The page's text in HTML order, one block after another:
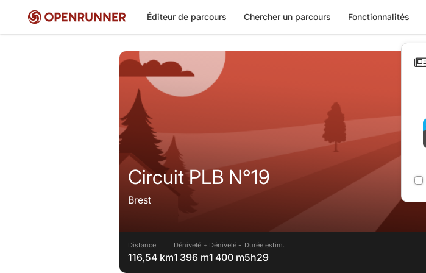
Éditeur de parcours Chercher un parcours Fonctionnalités
Circuit PLB N°19
Brest
Distance
116,54 km
Dénivelé +
1 396 m
Dénivelé -
1 400 m
Durée estim.
5h29